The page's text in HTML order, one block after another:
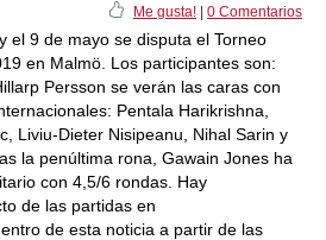
Me gusta! 0 Comentarios
el 9 de mayo se disputa el Torneo
en Malmö. Los participantes son:
Persson se verán las caras con
Pentala Harikrishna,
Liviu-Dieter Nisipeanu, Nihal Sarin y
la penúltima rona, Gawain Jones ha
con 4,5/6 rondas. Hay
de las partidas en
de esta noticia a partir de las